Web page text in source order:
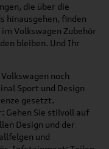
die über die
hinausgehen, finden
Volkswagen Zubehör
bleiben. Und Ihr
noch
Sport und Design
gesetzt.
Gehen Sie stilvoll auf
Design und der
und